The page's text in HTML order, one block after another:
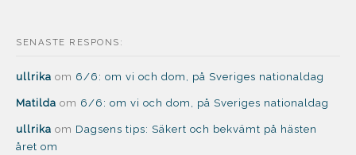
SENASTE RESPONS:
ullrika om 6/6: om vi och dom, på Sveriges nationaldag
Matilda om 6/6: om vi och dom, på Sveriges nationaldag
ullrika om Dagsens tips: Säkert och bekvämt på hästen
året om